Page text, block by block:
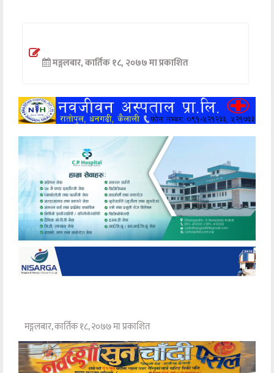
अन्तर्वार्ता
खेलकुद
मनोरञ्जन
अन्य
मङ्गलबार, कार्तिक १८, २०७७ मा प्रकाशित
मङ्गलबार, कार्तिक १८, २०७७ मा प्रकाशित